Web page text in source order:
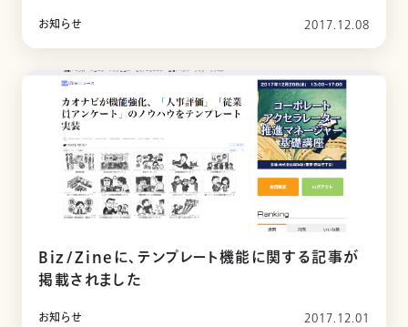
お知らせ 2017.12.08
Biz/Zineに、テンプレート機能に関する記事が
掲載されました
お知らせ 2017.12.01